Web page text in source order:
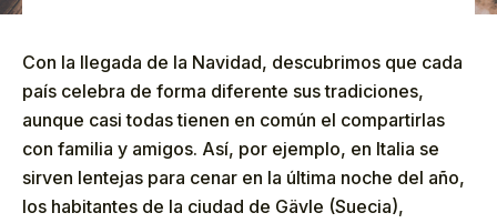
Con la llegada de la Navidad, descubrimos que cada
país celebra de forma diferente sus tradiciones,
aunque casi todas tienen en común el compartirlas
con familia y amigos. Así, por ejemplo, en Italia se
sirven lentejas para cenar en la última noche del año,
los habitantes de la ciudad de Gävle (Suecia),